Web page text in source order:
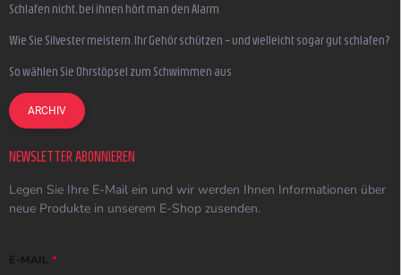
Schlafen nicht, bei ihnen hört man den Alarm
Wie Sie Silvester meistern, Ihr Gehör schützen – und vielleicht sogar gut schlafen?
So wählen Sie Ohrstöpsel zum Schwimmen aus
ARCHIV
NEWSLETTER ABONNIEREN
Legen Sie Ihre E-Mail ein und wir werden Ihnen Informationen über
neue Produkte in unserem E-Shop zusenden.
E-MAIL